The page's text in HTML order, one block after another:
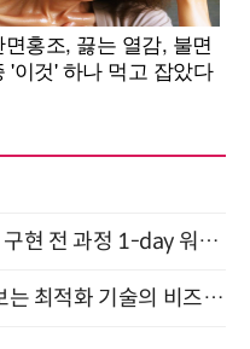
UX 기획·DESIGN.md 설계·AI 구현 전 과정 1-day 워크숍 with Claude Code·Codex 9월 15일 개최
[올쇼TV] Gurobi와 함께 알아보는 최적화 기술의 비즈니스 활용 (8월 20일 생방송)